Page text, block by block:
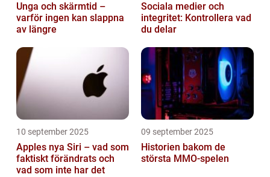
Unga och skärmtid –
varför ingen kan slappna
av längre
Sociala medier och
integritet: Kontrollera vad
du delar
10 september 2025
Apples nya Siri – vad som
faktiskt förändrats och
vad som inte har det
09 september 2025
Historien bakom de
största MMO-spelen